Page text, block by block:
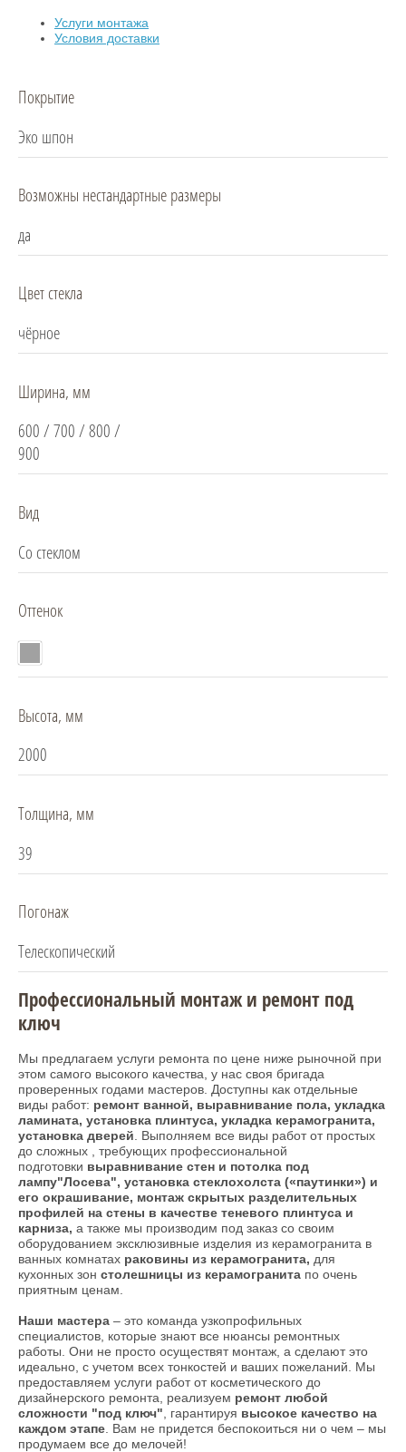
Услуги монтажа
Условия доставки
Покрытие
Эко шпон
Возможны нестандартные размеры
да
Цвет стекла
чёрное
Ширина, мм
600 / 700 / 800 /
900
Вид
Со стеклом
Оттенок
Высота, мм
2000
Толщина, мм
39
Погонаж
Телескопический
Профессиональный монтаж и ремонт под
ключ
Мы предлагаем услуги ремонта по цене ниже рыночной при
этом самого высокого качества, у нас своя бригада
проверенных годами мастеров. Доступны как отдельные
виды работ: ремонт ванной, выравнивание пола, укладка
ламината, установка плинтуса, укладка керамогранита,
установка дверей . Выполняем все виды работ от простых
до сложных , требующих профессиональной
подготовки выравнивание стен и потолка под
лампу"Лосева", установка стеклохолста («паутинки») и
его окрашивание, монтаж скрытых разделительных
профилей на стены в качестве теневого плинтуса и
карниза, а также мы производим под заказ со своим
оборудованием эксклюзивные изделия из керамогранита в
ванных комнатах раковины из керамогранита, для
кухонных зон столешницы из керамогранита по очень
приятным ценам.
Наши мастера – это команда узкопрофильных
специалистов, которые знают все нюансы ремонтных
работы. Они не просто осуществят монтаж, а сделают это
идеально, с учетом всех тонкостей и ваших пожеланий. Мы
предоставляем услуги работ от косметического до
дизайнерского ремонта, реализуем ремонт любой
сложности "под ключ" , гарантируя высокое качество на
каждом этапе . Вам не придется беспокоиться ни о чем – мы
продумаем все до мелочей!